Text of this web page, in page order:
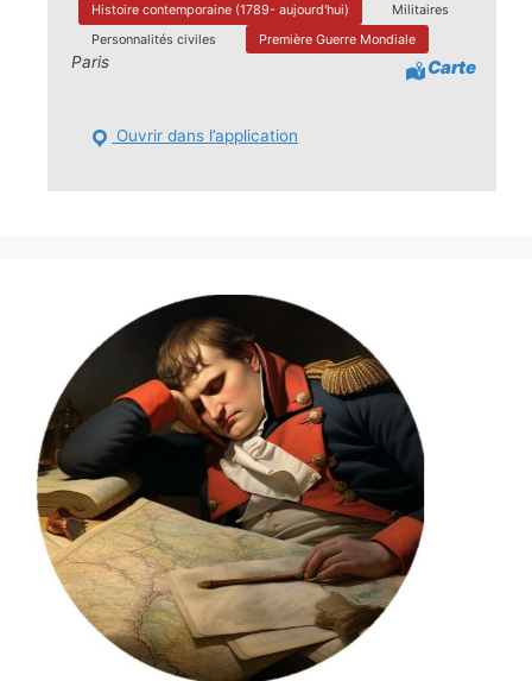
Histoire contemporaine (1789- aujourd'hui)
Militaires
Personnalités civiles
Première Guerre Mondiale
Paris Carte
Ouvrir dans l’application